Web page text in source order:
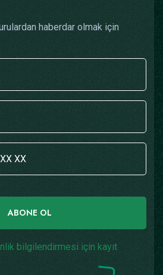
haberdar olmak için
ABONE OL
bilgilendirmesi için kayıt